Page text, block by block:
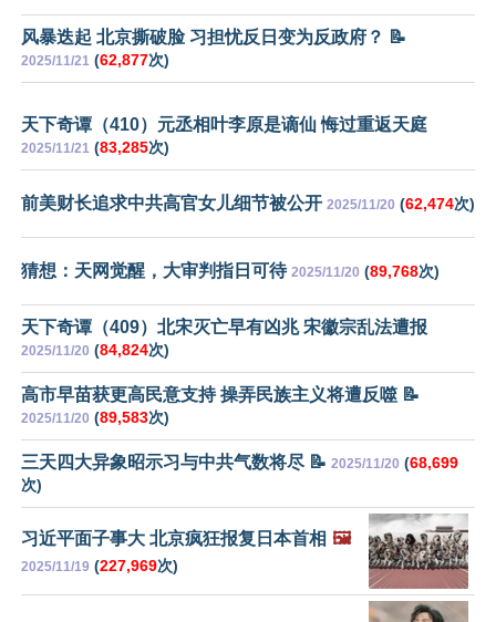
风暴迭起 北京撕破脸 习担忧反日变为反政府？ 📝
2025/11/21 (62,877次)
天下奇谭（410）元丞相叶李原是谪仙 悔过重返天庭
2025/11/21 (83,285次)
前美财长追求中共高官女儿细节被公开 2025/11/20 (62,474次)
猜想：天网觉醒，大审判指日可待 2025/11/20 (89,768次)
天下奇谭（409）北宋灭亡早有凶兆 宋徽宗乱法遭报
2025/11/20 (84,824次)
高市早苗获更高民意支持 操弄民族主义将遭反噬 📝
2025/11/20 (89,583次)
三天四大异象昭示习与中共气数将尽 📝 2025/11/20 (68,699
次)
习近平面子事大 北京疯狂报复日本首相 🖼️
2025/11/19 (227,969次)